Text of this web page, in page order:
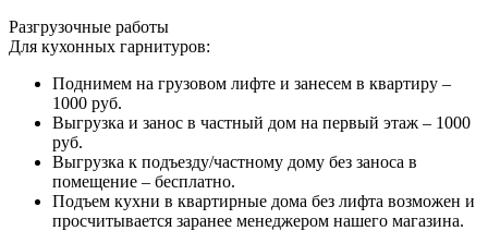
Разгрузочные работы
Для кухонных гарнитуров:
Поднимем на грузовом лифте и занесем в квартиру –
1000 руб.
Выгрузка и занос в частный дом на первый этаж – 1000
руб.
Выгрузка к подъезду/частному дому без заноса в
помещение – бесплатно.
Подъем кухни в квартирные дома без лифта возможен и
просчитывается заранее менеджером нашего магазина.